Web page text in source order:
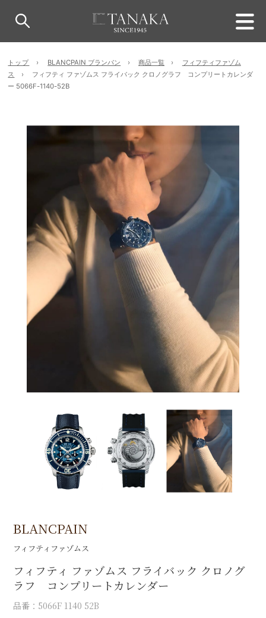
トップ BLANCPAIN ブランパン 商品一覧
フィフティファゾム
ス
フィフティ ファゾムス フライバック クロノグラフ コンプリートカレンダ
ー 5066F-1140-52B
BLANCPAIN
フィフティファゾムス
フィフティ ファゾムス フライバック クロノグ
ラフ コンプリートカレンダー
品番：5066F 1140 52B